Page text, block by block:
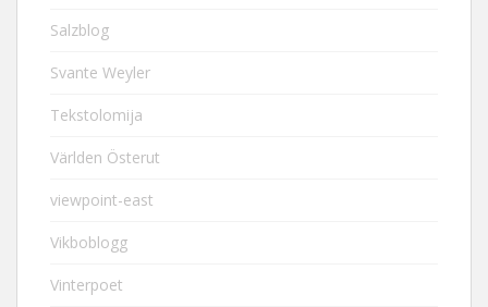
Salzblog
Svante Weyler
Tekstolomija
Världen Österut
viewpoint-east
Vikboblogg
Vinterpoet